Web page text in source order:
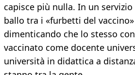
capisce più nulla. In un
ballo tra i «furbetti del
dimenticando che lo stesso
vaccinato come docente
università in didattica a